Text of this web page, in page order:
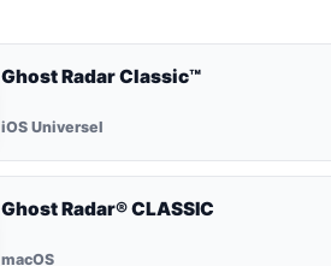
Ghost Radar Classic™
iOS Universel
Ghost Radar® CLASSIC
macOS